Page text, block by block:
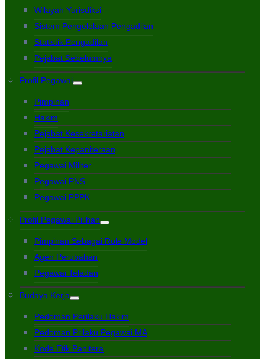
Wilayah Yurisdiksi
Sistem Pengelolaan Pengadilan
Statistik Pengadilan
Pejabat Sebelumnya
Profil Pegawai
Pimpinan
Hakim
Pejabat Kesekretariatan
Pejabat Kepaniteraan
Pegawai Militer
Pegawai PNS
Pegawai PPPK
Profil Pegawai Pilihan
Pimpinan Sebagai Role Model
Agen Perubahan
Pegawai Teladan
Budaya Kerja
Pedoman Perilaku Hakim
Pedoman Prilaku Pegawai MA
Kode Etik Panitera